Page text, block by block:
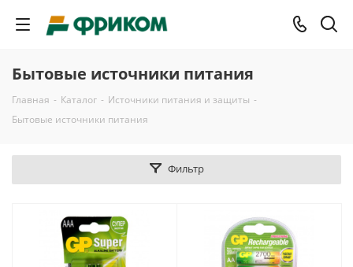
Бытовые источники питания
Главная - Каталог - Источники питания и защиты -
Бытовые источники питания
Фильтр